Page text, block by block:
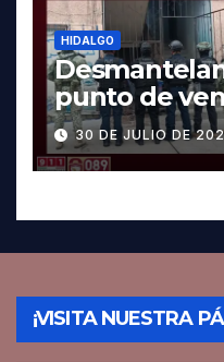
HIDALGO
punto de
Pachuca;
30 DE JULIO DE
¡VISITA NUESTRA